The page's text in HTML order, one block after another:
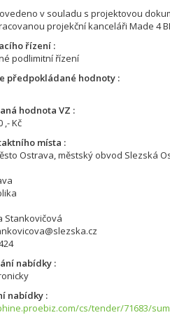
v souladu s projektovou
projekční kanceláři Made 4
řízení
podlimitní řízení
předpokládané hodnoty
hodnota VZ
,- Kč
místa
Ostrava, městský obvod Slezská
Stankovičová
nabídky
nabídky
cs/tender/71683/